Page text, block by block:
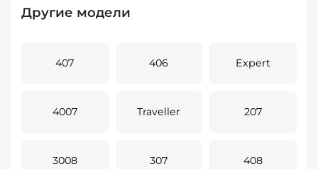
Другие модели
407 406 Expert
4007 Traveller 207
3008 307 408